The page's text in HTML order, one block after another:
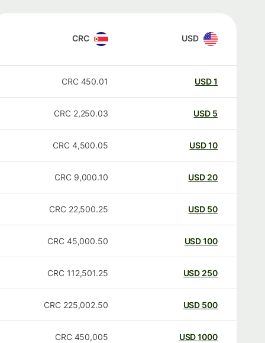
USD
CRC
USD
450.01
CRC
USD
2,250.03
CRC
USD
4,500.05
CRC
20
USD
9,000.10
CRC
50
USD
22,500.25
CRC
100
USD
45,000.50
CRC
250
USD
112,501.25
CRC
500
USD
225,002.50
CRC
1000
USD
450,005
CRC